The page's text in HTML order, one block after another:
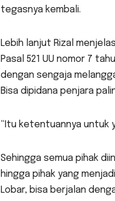
tegasnya kembali.
Lebih lanjut Rizal
Pasal 521 UU nomor 7
dengan sengaja
Bisa dipidana penjara
“Itu ketentuannya untuk
Sehingga semua pihak
hingga pihak yang
Lobar, bisa berjalan